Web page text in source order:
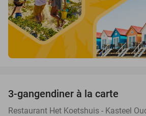
3-gangendiner à la carte
Restaurant Het Koetshuis - Kasteel